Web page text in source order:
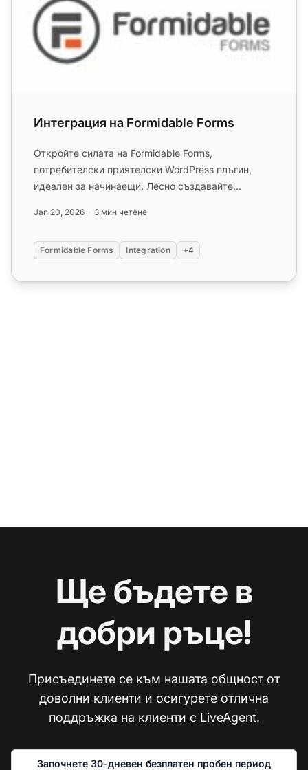
Интеграция на Formidable Forms
Откройте силата на Formidable Forms,
потребителски приятелски WordPress плъгин,
идеален за начинаещи. Лесно създавайте
Jan 20, 2026 3 мин четене
Formidable Forms Integration +4
Ще бъдете в
добри ръце!
Присъединете се към нашата общност от
доволни клиенти и осигурете отлична
поддръжка на клиенти с LiveAgent.
Започнете 30-дневен безплатен пробен период